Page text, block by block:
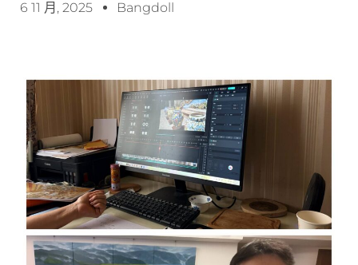
6 11 月, 2025 Bangdoll